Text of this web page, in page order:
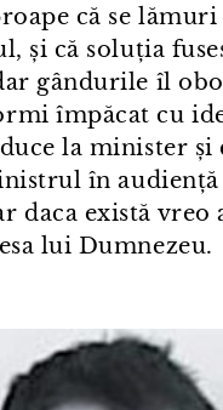
că se lămuri
și că soluția
gândurile îl
împăcat cu
la minister și
în audiență
daca există vreo
lui Dumnezeu.